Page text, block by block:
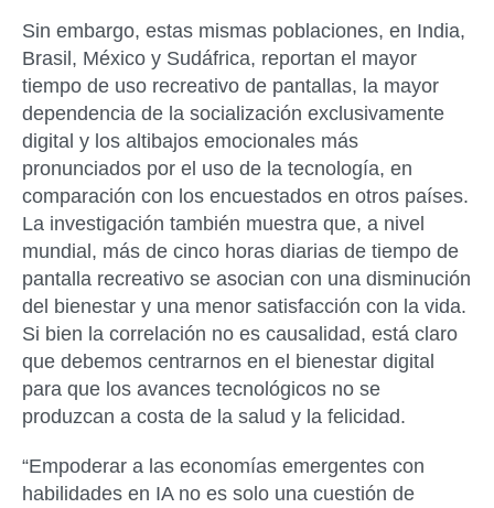
Sin embargo, estas mismas poblaciones, en India,
Brasil, México y Sudáfrica, reportan el mayor
tiempo de uso recreativo de pantallas, la mayor
dependencia de la socialización exclusivamente
digital y los altibajos emocionales más
pronunciados por el uso de la tecnología, en
comparación con los encuestados en otros países.
La investigación también muestra que, a nivel
mundial, más de cinco horas diarias de tiempo de
pantalla recreativo se asocian con una disminución
del bienestar y una menor satisfacción con la vida.
Si bien la correlación no es causalidad, está claro
que debemos centrarnos en el bienestar digital
para que los avances tecnológicos no se
produzcan a costa de la salud y la felicidad.
“Empoderar a las economías emergentes con
habilidades en IA no es solo una cuestión de